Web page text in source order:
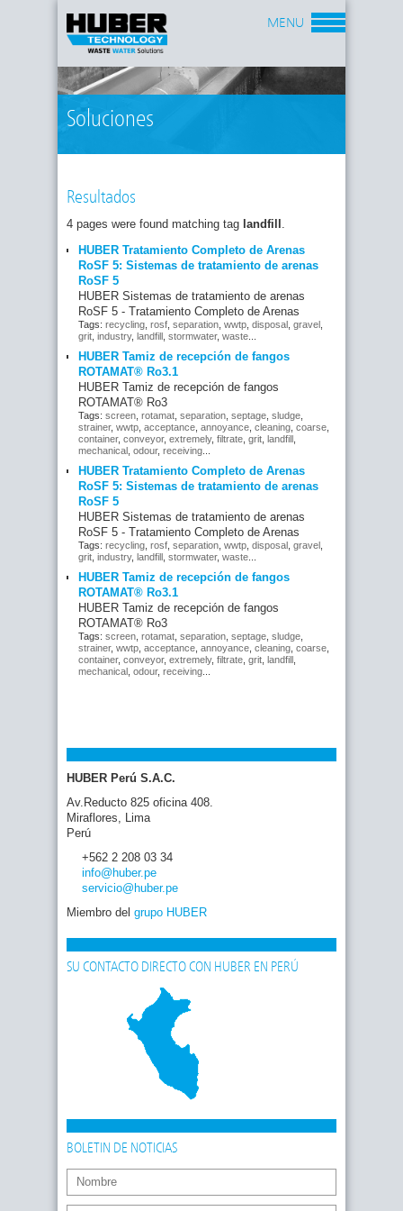
Soluciones
MENU
Resultados
4 pages were found matching tag landfill .
HUBER Tratamiento Completo de Arenas
RoSF 5: Sistemas de tratamiento de arenas
RoSF 5
HUBER Sistemas de tratamiento de arenas
RoSF 5 - Tratamiento Completo de Arenas
Tags: recycling rosf separation wwtp disposal gravel
grit industry, landfill stormwater, waste
HUBER Tamiz de recepción de fangos
ROTAMAT® Ro3.1
HUBER Tamiz de recepción de fangos
ROTAMAT® Ro3
Tags: screen rotamat separation septage sludge
strainer, wwtp acceptance annoyance cleaning coarse
container, conveyor, extremely, filtrate grit landfill
mechanical odour, receiving
HUBER Tratamiento Completo de Arenas
RoSF 5: Sistemas de tratamiento de arenas
RoSF 5
HUBER Sistemas de tratamiento de arenas
RoSF 5 - Tratamiento Completo de Arenas
Tags: recycling rosf separation wwtp disposal gravel
grit industry, landfill stormwater, waste
HUBER Tamiz de recepción de fangos
ROTAMAT® Ro3.1
HUBER Tamiz de recepción de fangos
ROTAMAT® Ro3
Tags: screen rotamat separation septage sludge
strainer, wwtp acceptance annoyance cleaning coarse
container, conveyor, extremely, filtrate grit landfill
mechanical odour, receiving
HUBER Perú S.A.C.
Av.Reducto 825 oficina 408.
Miraflores, Lima
Perú
+562 2 208 03 34
info@huber.pe
servicio@huber.pe
Miembro del grupo HUBER
SU CONTACTO DIRECTO CON HUBER EN PERÚ
BOLETIN DE NOTICIAS